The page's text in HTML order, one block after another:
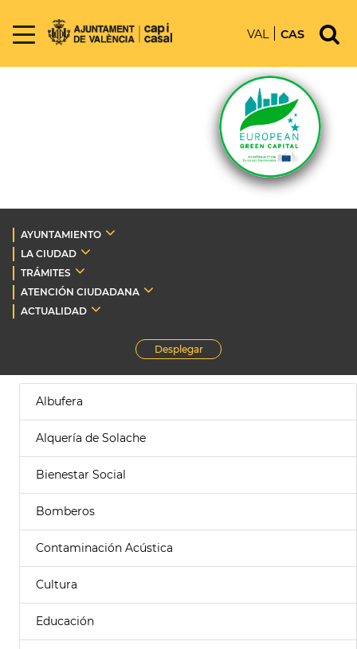
VAL CAS
AYUNTAMIENTO
LA CIUDAD
TRÁMITES
ATENCIÓN CIUDADANA
ACTUALIDAD
Desplegar
Albufera
Alquería de Solache
Bienestar Social
Bomberos
Contaminación Acústica
Cultura
Educación